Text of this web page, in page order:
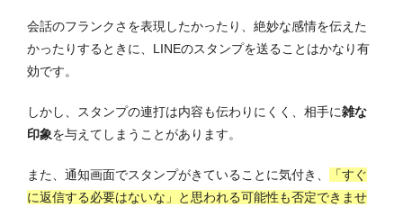
会話のフランクさを表現したかったり、絶妙な感情を伝えた
かったりするときに、LINEのスタンプを送ることはかなり有
効です。
しかし、スタンプの連打は内容も伝わりにくく、相手に雑な
印象を与えてしまうことがあります。
また、通知画面でスタンプがきていることに気付き、
「すぐ
に返信する必要はないな」と思われる可能性も否定できませ